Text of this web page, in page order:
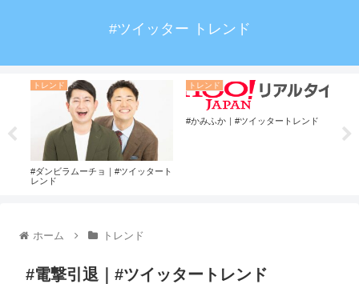
#ツイッター トレンド
トレンド
#ダンビラムーチョ｜#ツイッタート
レンド
トレンド
#かみふか｜#ツイッタートレンド
ホーム トレンド
#電撃引退｜#ツイッタートレンド